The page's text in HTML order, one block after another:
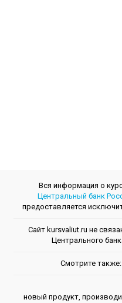
Вся информация о
Центральный банк
предоставляется
Сайт kursvaliut.ru не
Центрального
Смотрите также:
новый продукт,